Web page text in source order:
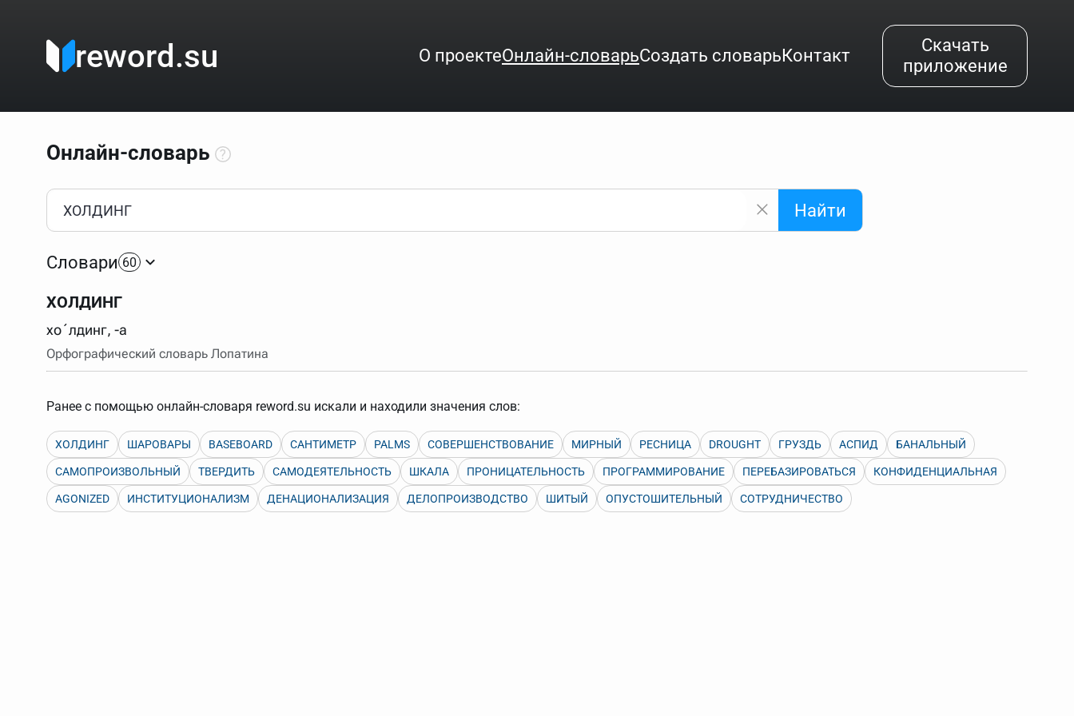
reword.su О проектеОнлайн-словарьСоздать словарьКонтакт
Скачать
приложение
Онлайн-словарь
Как пользоваться онлайн-словарём?
Прежде всего, начните вводить слово, значение которого интересует. Система автоматически подберёт варианты по начальным буквам и покажет их во всплывающем меню.
Если точное написание слова неизвестно (как в кроссворде), неизвестную букву можно заменить подстановочным знаком звёздочкой (*), а несколько неизвестных букв —
Для более сложных случаев существует возможность указывать несколько слов в запросе. Например, если написать в строке запроса "Пушкин поэт" и нажать "Найти", выведутся
В сложных запросах тоже могут присутствовать неизвестные буквы. Например, в кроссворде есть слово "***м***ов", в задании "русский поэт 19 века". Пишем в Reword первым
словом "***м***ов", далее через пробел "поэт". Получается "***м***ов поэт" (без кавычек). Нажимаем "Найти" и получаем статью "Лермонтов" и не только.
Порядок словарей можно изменять, перетаскивая словарь вверх или вниз за прямоугольник слева от названия словаря. Также можно выключать ненужные словари.
Найти
Словари 60
ХОЛДИНГ
хо´лдинг, -а
Орфографический словарь Лопатина
Ранее с помощью онлайн-словаря reword.su искали и находили значения слов:
ХОЛДИНГ ШАРОВАРЫ BASEBOARD САНТИМЕТР PALMS СОВЕРШЕНСТВОВАНИЕ МИРНЫЙ РЕСНИЦА DROUGHT ГРУЗДЬ АСПИД БАНАЛЬНЫЙ
САМОПРОИЗВОЛЬНЫЙ ТВЕРДИТЬ САМОДЕЯТЕЛЬНОСТЬ ШКАЛА ПРОНИЦАТЕЛЬНОСТЬ ПРОГРАММИРОВАНИЕ ПЕРЕБАЗИРОВАТЬСЯ КОНФИДЕНЦИАЛЬНАЯ
AGONIZED ИНСТИТУЦИОНАЛИЗМ ДЕНАЦИОНАЛИЗАЦИЯ ДЕЛОПРОИЗВОДСТВО ШИТЫЙ ОПУСТОШИТЕЛЬНЫЙ СОТРУДНИЧЕСТВО